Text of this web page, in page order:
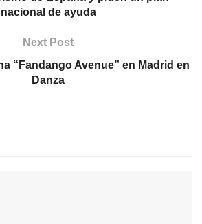
nacional de ayuda
Next Post
“Fandango Avenue” en Madrid en
Danza